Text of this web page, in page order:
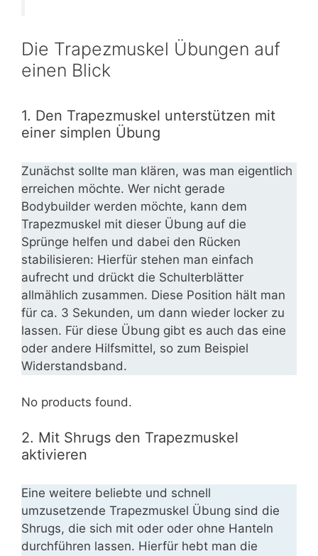
Die Trapezmuskel Übungen auf
einen Blick
1. Den Trapezmuskel unterstützen mit
einer simplen Übung
Zunächst sollte man klären, was man eigentlich
erreichen möchte. Wer nicht gerade
Bodybuilder werden möchte, kann dem
Trapezmuskel mit dieser Übung auf die
Sprünge helfen und dabei den Rücken
stabilisieren: Hierfür stehen man einfach
aufrecht und drückt die Schulterblätter
allmählich zusammen. Diese Position hält man
für ca. 3 Sekunden, um dann wieder locker zu
lassen. Für diese Übung gibt es auch das eine
oder andere Hilfsmittel, so zum Beispiel
Widerstandsband.
No products found.
2. Mit Shrugs den Trapezmuskel
aktivieren
Eine weitere beliebte und schnell
umzusetzende Trapezmuskel Übung sind die
Shrugs, die sich mit oder oder ohne Hanteln
durchführen lassen. Hierfür hebt man die